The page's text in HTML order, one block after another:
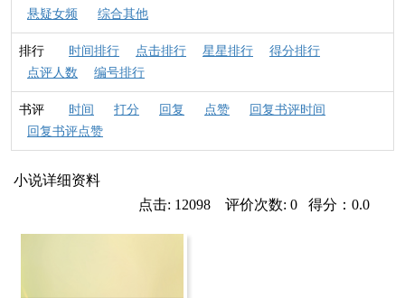
悬疑女频
综合其他
排行 时间排行 点击排行 星星排行
得分排行
点评人数
编号排行
书评 时间 打分 回复 点赞
回复书评时间
回复书评点赞
小说详细资料
点击: 12098 评价次数: 0 得分：0.0